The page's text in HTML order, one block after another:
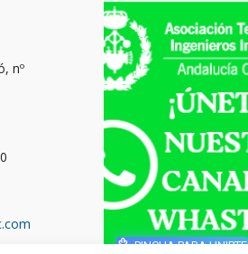
nº
PINCHA PARA UNIRTE